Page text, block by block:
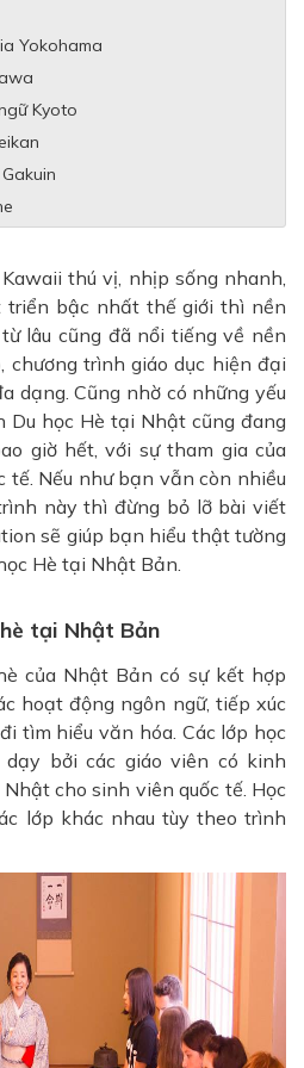
Yokohama
Kyoto
thú vị, nhịp sống nhanh,
triển bậc nhất thế giới thì nền
lâu cũng đã nổi tiếng về nền
chương trình giáo dục hiện đại
dạng. Cũng nhờ có những yếu
Du học Hè tại Nhật cũng đang
giờ hết, với sự tham gia của
tế. Nếu như bạn vẫn còn nhiều
này thì đừng bỏ lỡ bài viết
sẽ giúp bạn hiểu thật tường
Hè tại Nhật Bản.
tại Nhật Bản
của Nhật Bản có sự kết hợp
hoạt động ngôn ngữ, tiếp xúc
tìm hiểu văn hóa. Các lớp học
bởi các giáo viên có kinh
cho sinh viên quốc tế. Học
lớp khác nhau tùy theo trình